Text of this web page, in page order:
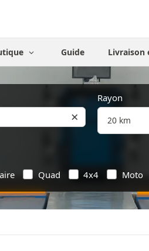
Guide Livraison
×
Rayon
Quad 4x4 Moto